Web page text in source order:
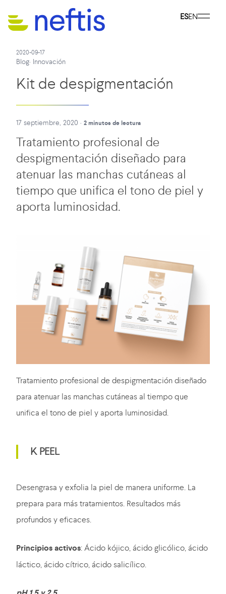
ESEN
2020-09-17
Blog· Innovación
Kit de despigmentación
17 septiembre, 2020 · 2 minutos de lectura
Tratamiento profesional de
despigmentación diseñado para
atenuar las manchas cutáneas al
tiempo que unifica el tono de piel y
aporta luminosidad.
Tratamiento profesional de despigmentación diseñado
para atenuar las manchas cutáneas al tiempo que
unifica el tono de piel y aporta luminosidad.
K PEEL
Desengrasa y exfolia la piel de manera uniforme. La
prepara para más tratamientos. Resultados más
profundos y eficaces.
Principios activos: Ácido kójico, ácido glicólico, ácido
láctico, ácido cítrico, ácido salicílico.